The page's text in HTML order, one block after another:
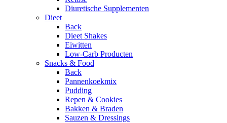
Diuretische Supplementen
Dieet
Back
Dieet Shakes
Eiwitten
Low-Carb Producten
Snacks & Food
Back
Pannenkoekmix
Pudding
Repen & Cookies
Bakken & Braden
Sauzen & Dressings